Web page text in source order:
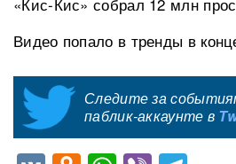
Видео попало в тренды в
Следите за
паблик-аккаунте в